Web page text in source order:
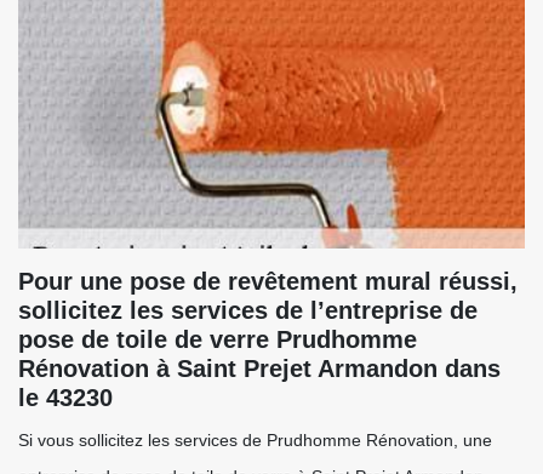
Pour une pose de revêtement mural réussi,
sollicitez les services de l’entreprise de
pose de toile de verre Prudhomme
Rénovation à Saint Prejet Armandon dans
le 43230
Si vous sollicitez les services de Prudhomme Rénovation, une